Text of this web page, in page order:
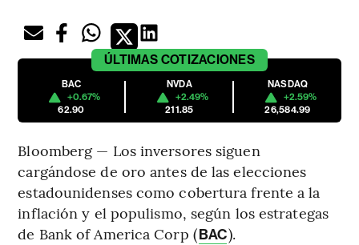
ÚLTIMAS COTIZACIONES
BAC
+0.67%
62.90
NVDA
+2.49%
211.85
NASDAQ
+2.59%
26,584.99
Bloomberg — Los inversores siguen
cargándose de oro antes de las elecciones
estadounidenses como cobertura frente a la
inflación y el populismo, según los estrategas
de Bank of America Corp (BAC).